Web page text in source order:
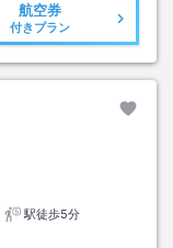
航空券
付きプラン
駅徒歩5分